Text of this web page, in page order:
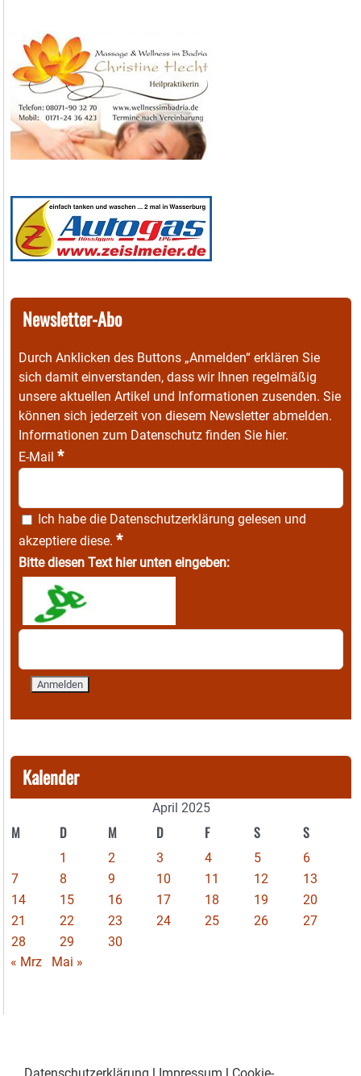
Newsletter-Abo
Durch Anklicken des Buttons „Anmelden“ erklären Sie
sich damit einverstanden, dass wir Ihnen regelmäßig
unsere aktuellen Artikel und Informationen zusenden. Sie
können sich jederzeit von diesem Newsletter abmelden.
Informationen zum Datenschutz finden Sie hier.
E-Mail *
Ich habe die Datenschutzerklärung gelesen und
akzeptiere diese. *
Bitte diesen Text hier unten eingeben:
Kalender
April 2025
M D M D F S S
1 2 3 4 5
6
7
8 9 10 11 12
13
14
15 16 17 18 19
20
21
22 23 24 25 26
27
28
29
30
« Mrz
Mai »